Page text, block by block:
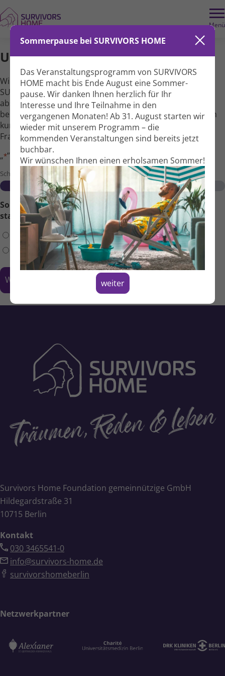
Menü
Sommerpause bei SURVIVORS HOME
Das Veranstaltungs­programm von SURVIVORS
HOME macht bis Ende August eine Sommer­
pause. Wir danken Ihnen herzlich für Ihr
Interesse und Ihre Teil­nahme in den
vergangenen Monaten! Ab 31. August starten wir
wieder mit unserem Programm – die
kommenden Veranstal­tungen sind bereits jetzt
buchbar.
Wir wünschen Ihnen einen erholsamen Sommer!
weiter
Umfrage
Wir möchten unsere Ver­anstaltungen bei
SURVIVORS HOME best­möglich auf Ihre Bedürf­nisse
abstimmen und damit ein gutes inhalt­liches Angebot
bereit­stellen. Wir würden uns freuen, wenn Sie sich einen
kurzen Moment Zeit für die Beant­wortung folgender
Fragen nehmen würden – vielen Dank!
„*“ zeigt erforderliche Felder an
Schritt
5
20%
Soll die Umfrage anonym oder personalisiert
stattfinden? *
Personalisiert
Survivors Home Foundation gemeinnützige GmbH
Hildegardstraße 31
10715 Berlin
Kontakt
030 3465541-0
info@survivors-home.de
survivorshomeberlin
Netzwerkpartner
Schritt
1
von